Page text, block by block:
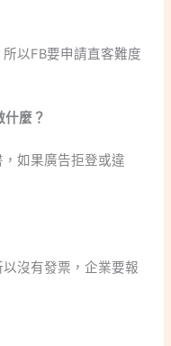
以FB要申請直客難度
麼？
如果廣告拒登或違
沒有發票，企業要報